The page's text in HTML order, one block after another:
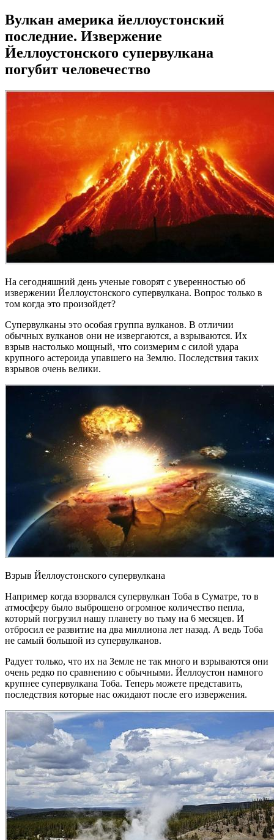
Вулкан америка йеллоустонский
последние. Извержение
Йеллоустонского супервулкана
погубит человечество
На сегодняшний день ученые говорят с уверенностью об
извержении Йеллоустонского супервулкана. Вопрос только в
том когда это произойдет?
Супервулканы это особая группа вулканов. В отличии
обычных вулканов они не извергаются, а взрываются. Их
взрыв настолько мощный, что соизмерим с силой удара
крупного астероида упавшего на Землю. Последствия таких
взрывов очень велики.
Взрыв Йеллоустонского супервулкана
Например когда взорвался супервулкан Тоба в Суматре, то в
атмосферу было выброшено огромное количество пепла,
который погрузил нашу планету во тьму на 6 месяцев. И
отбросил ее развитие на два миллиона лет назад. А ведь Тоба
не самый большой из супервулканов.
Радует только, что их на Земле не так много и взрываются они
очень редко по сравнению с обычными. Йеллоустон намного
крупнее супервулкана Тоба. Теперь можете представить,
последствия которые нас ожидают после его извержения.